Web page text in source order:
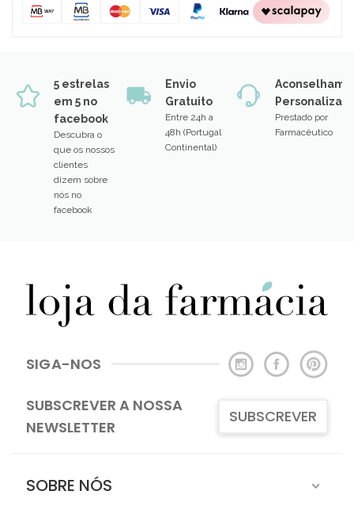
5 estrelas
em 5 no
facebook
Descubra o
que os nossos
clientes
dizem sobre
nós no
facebook
Envio
Gratuito
Entre 24h a
48h (Portugal
Continental)
Prestado por
Farmacêutico
SIGA-NOS
SUBSCREVER A NOSSA
NEWSLETTER
SUBSCREVER
SOBRE NÓS